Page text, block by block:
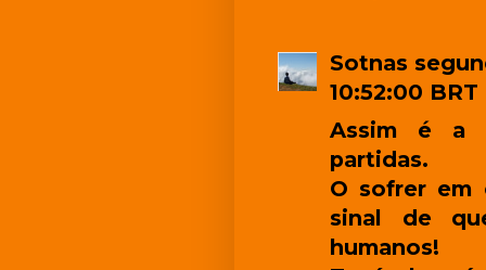
Sotnas
10:52:00 BRT
Assim é a
partidas.
O sofrer em
sinal de
humanos!